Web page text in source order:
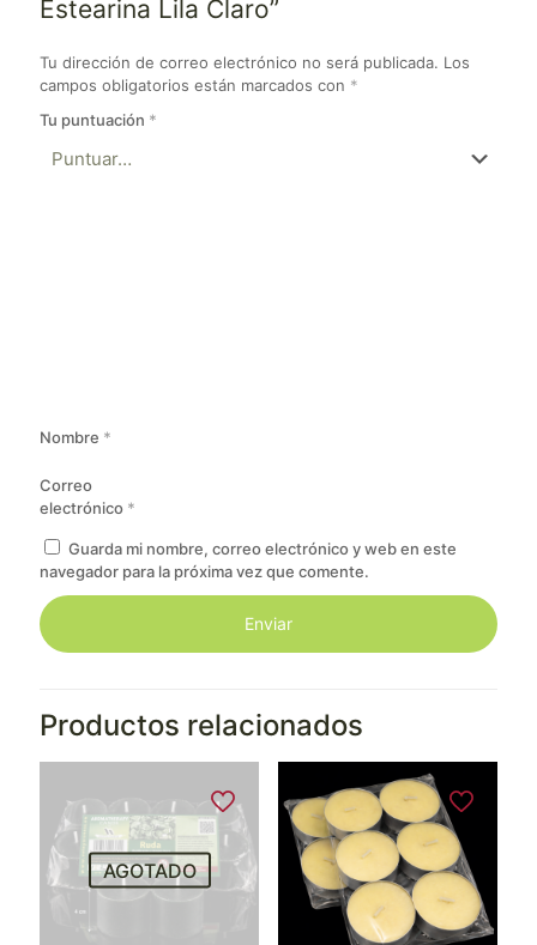
Estearina Lila Claro”
Tu dirección de correo electrónico no será publicada. Los
campos obligatorios están marcados con *
Tu puntuación *
Nombre *
Correo
electrónico *
Guarda mi nombre, correo electrónico y web en este
navegador para la próxima vez que comente.
Productos relacionados
AGOTADO